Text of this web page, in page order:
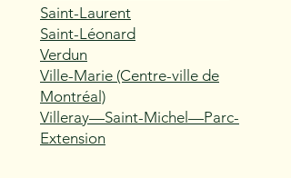
Saint-Laurent
Saint-Léonard
Verdun
Ville-Marie (Centre-ville de
Montréal)
Villeray—Saint-Michel—Parc-
Extension